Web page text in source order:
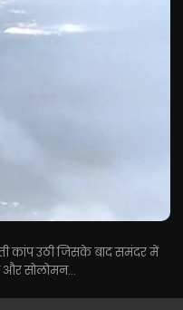
कांप उठी जिसके बाद समंदर में
और सोलोमन...